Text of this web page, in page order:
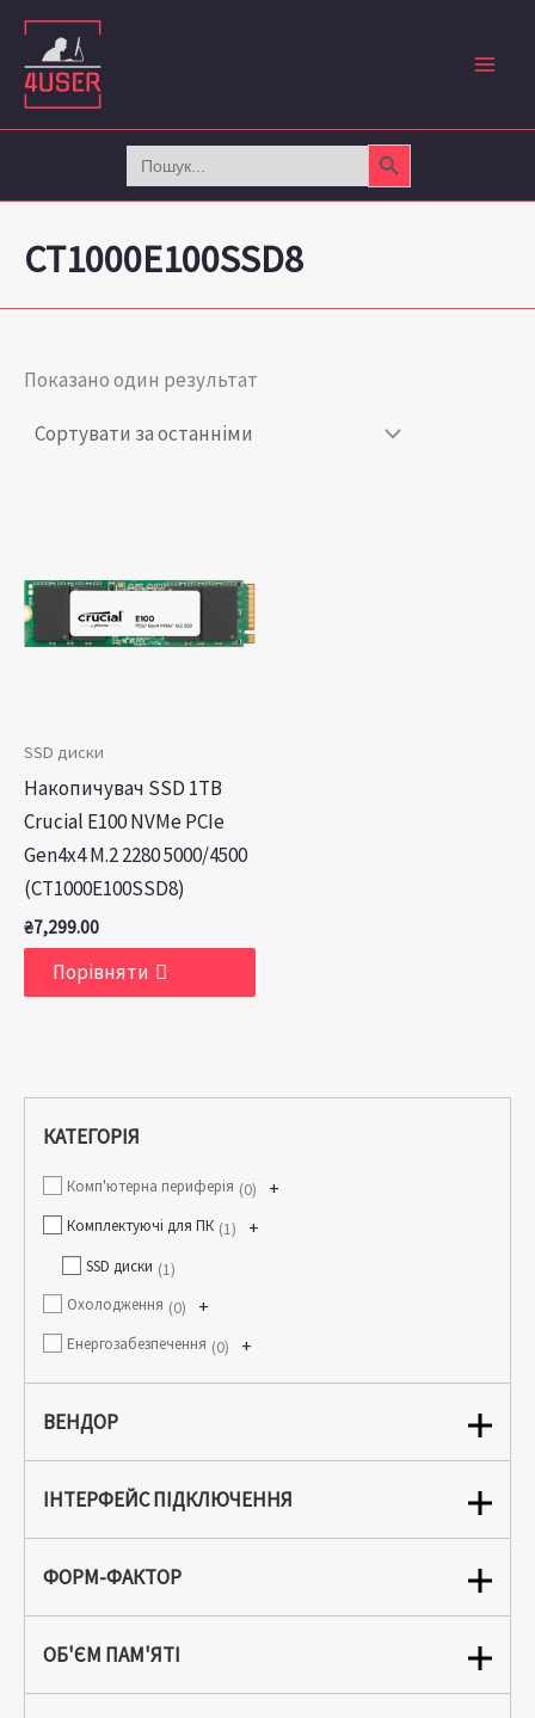
Перейти
вмісту
Search
for:
Search Button
КАТЕГОРІЯ
Комп'ютерна периферія +
0
Комплектуючі для ПК +
1
SSD диски 1
Охолодження +
0
Енергозабезпечення +
0
ВЕНДОР
ІНТЕРФЕЙС ПІДКЛЮЧЕННЯ
ФОРМ-ФАКТОР
ОБ'ЄМ ПАМ'ЯТІ
CT1000E100SSD8
Показано один результат
SSD диски
Накопичувач SSD 1TB
Crucial E100 NVMe PCIe
Gen4x4 M.2 2280 5000/4500
(CT1000E100SSD8)
₴7,299.00
Порівняти